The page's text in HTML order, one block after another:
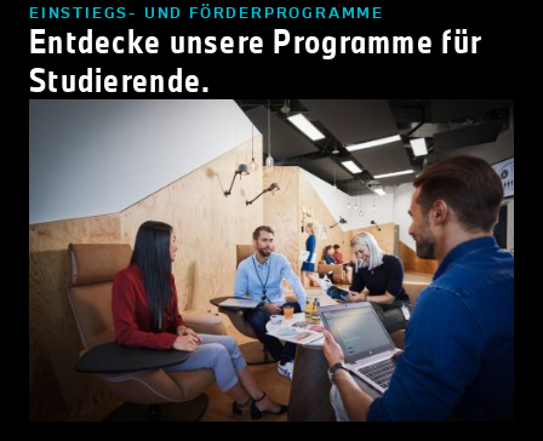
EINSTIEGS- UND FÖRDERPROGRAMME
Entdecke unsere Programme für
Studierende.